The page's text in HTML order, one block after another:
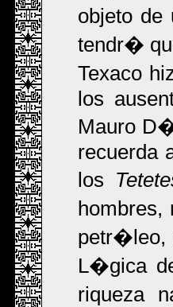
objeto
tendr�
Texaco
los
Mauro
recuerda
los
petr�leo,
L�gica
riqueza